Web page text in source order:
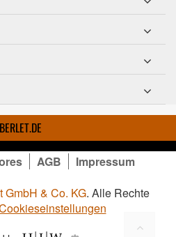
BERLET.DE
AGB
Impressum
GmbH & Co. KG. Alle Rechte